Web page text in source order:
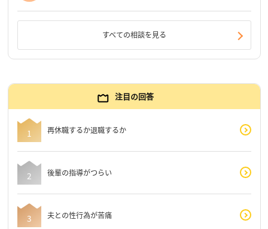
すべての相談を見る
注目の回答
再休職するか退職するか
後輩の指導がつらい
夫との性行為が苦痛